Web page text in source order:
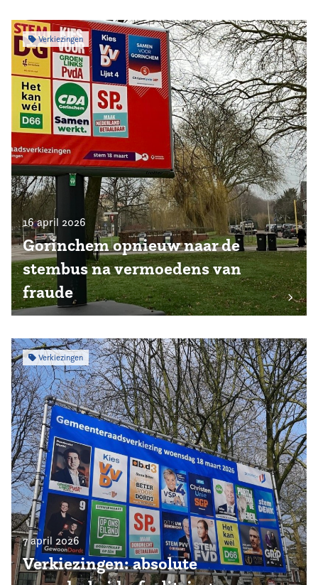
Verkiezingen
16 april 2026
Gorinchem opnieuw naar de
stembus na vermoedens van
fraude
Verkiezingen
7 april 2026
Verkiezingen: absolute